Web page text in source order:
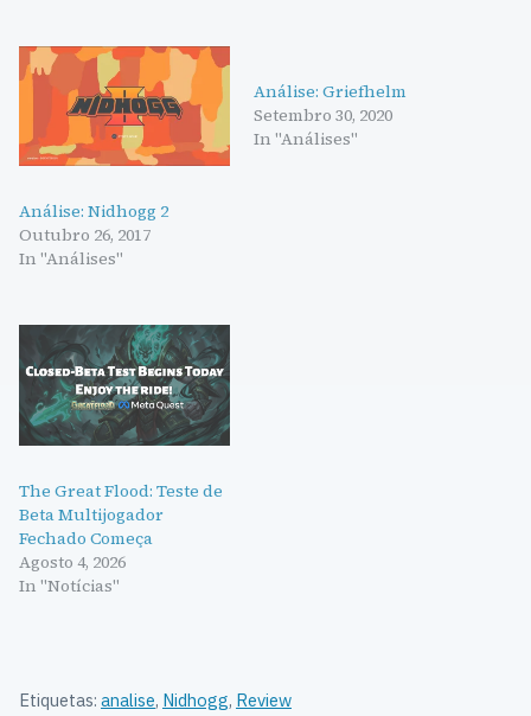
Análise: Nidhogg 2
Outubro 26, 2017
In "Análises"
Análise: Griefhelm
Setembro 30, 2020
In "Análises"
The Great Flood: Teste de
Beta Multijogador
Fechado Começa
Agosto 4, 2026
In "Notícias"
Etiquetas: analise, Nidhogg, Review